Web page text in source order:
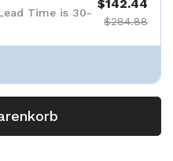
Time is 30-
$142.44
$284.88